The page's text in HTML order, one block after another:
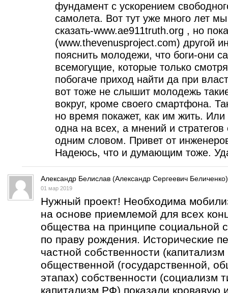
фундамент с ускорением
самолета. Вот тут уже много лет
сказать-www.ae911truth.org , но
(www.thevenusproject.com) другой
пояснить молодежи, что боги-они
всемогущие, которые только
побогаче приход найти да при
вот тоже не слышит молодежь
вокруг, кроме своего смартфона.
но время покажет, как им жить.
одна на всех, а мнений и стратегов
одним словом. Привет от
Надеюсь, что и думающим тоже.
Александр Белислав (Александр Сергеевич Беличенко)
01 мар 2019
Нужный проект! Необходима
на основе приемлемой для всех
общества на принципе социальной
по праву рождения. Исторические
частной собственности
общественной (государственной,
этапах) собственности (социализм
капитализм РФ) показали кровавую